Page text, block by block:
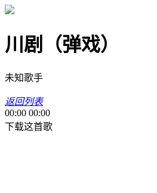
川剧（弹戏）
未知歌手
返回列表
00:00 00:00
下载这首歌